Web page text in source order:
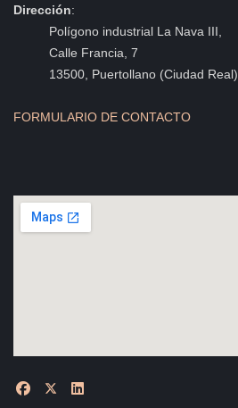
Dirección:
Polígono industrial La Nava III,
Calle Francia, 7
13500, Puertollano (Ciudad Real)
FORMULARIO DE CONTACTO